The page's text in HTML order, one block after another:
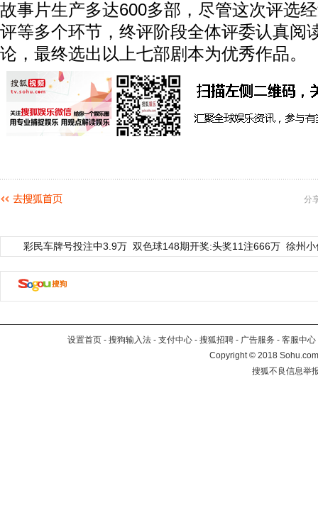
故事片生产多达600多部，尽管这次评选
评等多个环节，终评阶段全体评委认真阅
论，最终选出以上七部剧本为优秀作品。
分
彩民车牌号投注中3.9万 双色球148期开奖:头奖11注666万 徐州
设置首页 - 搜狗输入法 - 支付中心 - 搜狐招聘 - 广告服务 - 客服中心
Copyright©2018
搜狐不良信息举